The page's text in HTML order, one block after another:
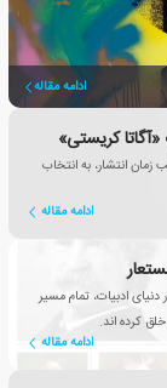
ادامه مقاله
کریستی»
زمان انتشار، به انتخاب
ادامه مقاله
ادبیات، تمام مسیر
کرده اند.
ادامه مقاله